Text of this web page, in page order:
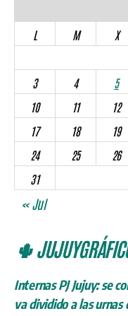
L
M X
3
4 5
10
11 12
17
18 19
24
25 26
31
« Jul
🌵
Internas PJ Jujuy: se
va dividido a las urnas